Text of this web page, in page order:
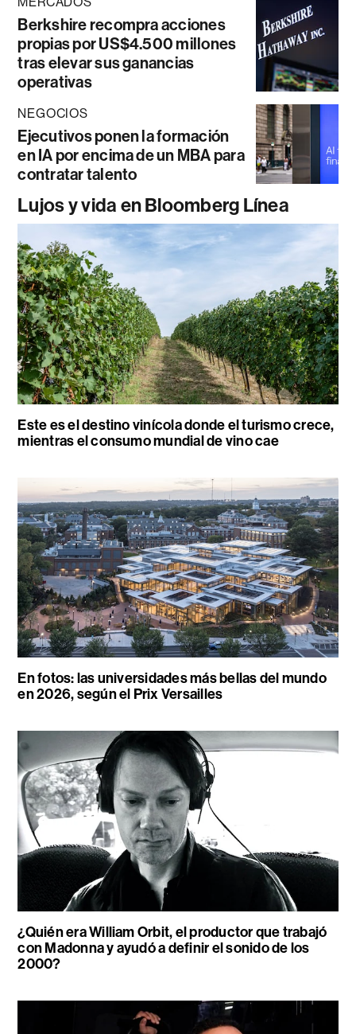
Berkshire recompra acciones
propias por US$4.500 millones
tras elevar sus ganancias
operativas
NEGOCIOS
Ejecutivos ponen la formación
en IA por encima de un MBA para
contratar talento
Lujos y vida en Bloomberg Línea
Este es el destino vinícola donde el turismo crece,
mientras el consumo mundial de vino cae
En fotos: las universidades más bellas del mundo
en 2026, según el Prix Versailles
¿Quién era William Orbit, el productor que trabajó
con Madonna y ayudó a definir el sonido de los
2000?